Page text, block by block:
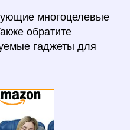
многоцелевые
обратите
гаджеты для